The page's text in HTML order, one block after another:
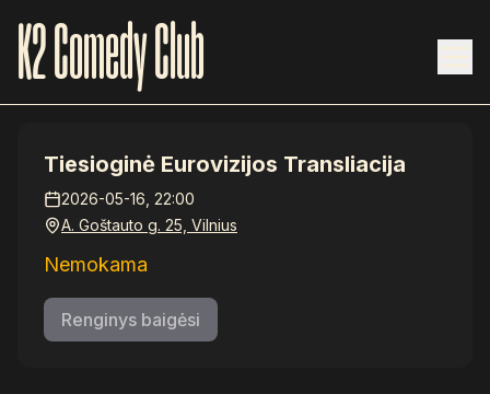
K2 Comedy Club
Tiesioginė Eurovizijos Transliacija
2026-05-16 , 22:00
A. Goštauto g. 25, Vilnius
Nemokama
Renginys baigėsi